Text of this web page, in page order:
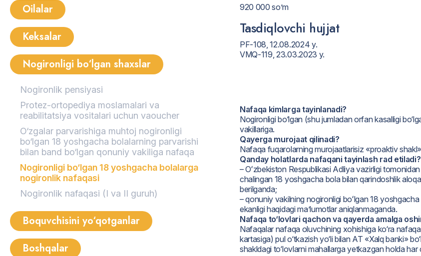
Oilalar
Keksalar
Nogironligi bo‘lgan shaxslar
Nogironlik pensiyasi
Protez-ortopediya moslamalari va
reabilitatsiya vositalari uchun vaoucher
O‘zgalar parvarishiga muhtoj nogironligi
bo‘lgan 18 yoshgacha bolalarning parvarishi
bilan band bo‘lgan qonuniy vakiliga nafaqa
Nogironligi bo‘lgan 18 yoshgacha bolalarga
nogironlik nafaqasi
Nogironlik nafaqasi (I va II guruh)
Boquvchisini yo‘qotganlar
Boshqalar
920 000 so’m
Tasdiqlovchi hujjat
PF-108, 12.08.2024 y.
VMQ-119, 23.03.2023 y.
Nafaqa kimlarga tayinlanadi?
Nogironligi bo‘lgan (shu jumladan orfan kasalligi
vakillariga.
Qayerga murojaat qilinadi?
Nafaqa fuqarolarning murojaatlarisiz «proaktiv
Qanday holatlarda nafaqani tayinlash rad etiladi?
– Oʻzbekiston Respublikasi Adliya vazirligi
chalingan 18 yoshgacha bola bilan qarindoshlik
berilganda;
– qonuniy vakilning nogironligi boʻlgan 18
ekanligi haqidagi ma’lumotlar aniqlanmaganda.
Nafaqa to‘lovlari qachon va qayerda amalga
Nafaqalar nafaqa oluvchining xohishiga ko‘ra
kartasiga) pul o‘tkazish yo‘li bilan AT «Xalq banki»
shakldagi to‘lovlarni mahallarga yetkazgan holda har